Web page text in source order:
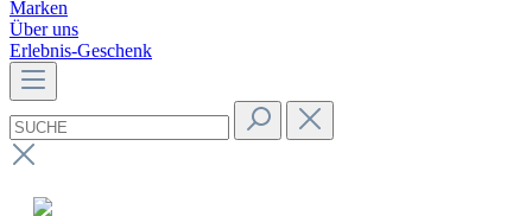
Marken
Über uns
Erlebnis-Geschenk